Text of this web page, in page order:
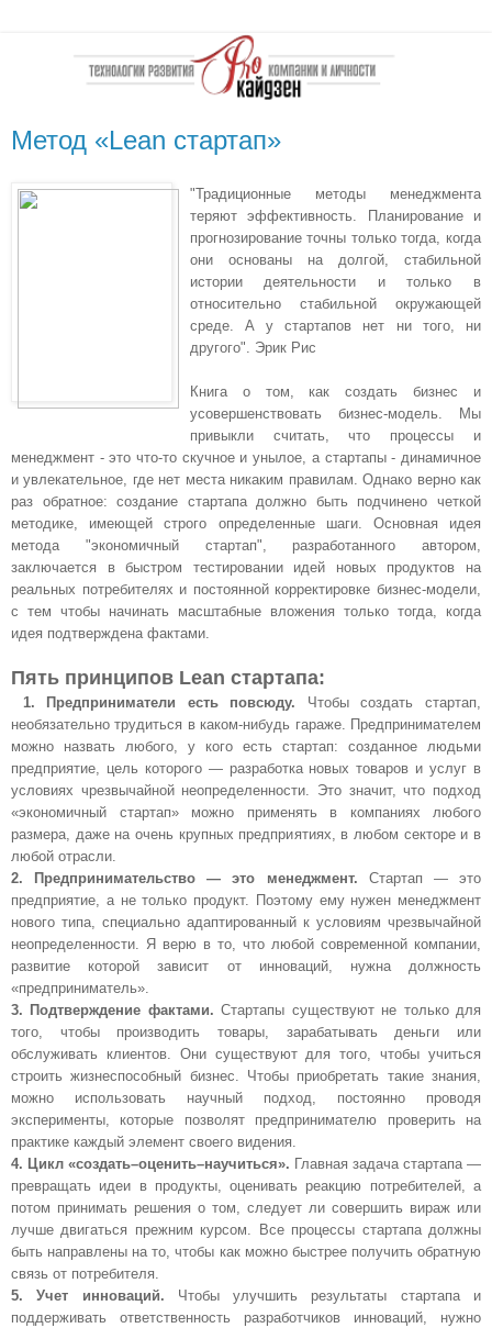
Метод «Lean стартап»
"Традиционные методы менеджмента
теряют эффективность. Планирование и
прогнозирование точны только тогда, когда
они основаны на долгой, стабильной
истории деятельности и только в
относительно стабильной окружающей
среде. А у стартапов нет ни того, ни
другого". Эрик Рис
Книга о том, как создать бизнес и
усовершенствовать бизнес-модель. Мы
привыкли считать, что процессы и
менеджмент - это что-то скучное и унылое, а стартапы - динамичное
и увлекательное, где нет места никаким правилам. Однако верно как
раз обратное: создание стартапа должно быть подчинено четкой
методике, имеющей строго определенные шаги. Основная идея
метода "экономичный стартап", разработанного автором,
заключается в быстром тестировании идей новых продуктов на
реальных потребителях и постоянной корректировке бизнес-модели,
с тем чтобы начинать масштабные вложения только тогда, когда
идея подтверждена фактами.
Пять принципов Lean стартапа:
1. Предприниматели есть повсюду. Чтобы создать стартап,
необязательно трудиться в каком-нибудь гараже. Предпринимателем
можно назвать любого, у кого есть стартап: созданное людьми
предприятие, цель которого — разработка новых товаров и услуг в
условиях чрезвычайной неопределенности. Это значит, что подход
«экономичный стартап» можно применять в компаниях любого
размера, даже на очень крупных предприятиях, в любом секторе и в
любой отрасли.
2.
Предпринимательство — это менеджмент. Стартап — это
предприятие, а не только продукт. Поэтому ему нужен менеджмент
нового типа, специально адаптированный к условиям чрезвычайной
неопределенности. Я верю в то, что любой современной компании,
развитие которой зависит от инноваций, нужна должность
«предприниматель».
3. Подтверждение фактами. Стартапы существуют не только для
того, чтобы производить товары, зарабатывать деньги или
обслуживать клиентов. Они существуют для того, чтобы учиться
строить жизнеспособный бизнес. Чтобы приобретать такие знания,
можно использовать научный подход, постоянно проводя
эксперименты, которые позволят предпринимателю проверить на
практике каждый элемент своего видения.
4. Цикл «создать–оценить–научиться». Главная задача стартапа —
превращать идеи в продукты, оценивать реакцию потребителей, а
потом принимать решения о том, следует ли совершить вираж или
лучше двигаться прежним курсом. Все процессы стартапа должны
быть направлены на то, чтобы как можно быстрее получить обратную
связь от потребителя.
5. Учет инноваций. Чтобы улучшить результаты стартапа и
поддерживать ответственность разработчиков инноваций, нужно